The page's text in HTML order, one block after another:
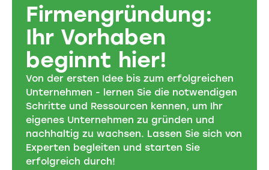
Firmengründung:
Ihr Vorhaben
beginnt hier!
Von der ersten Idee bis zum erfolgreichen
Unternehmen - lernen Sie die notwendigen
Schritte und Ressourcen kennen, um Ihr
eigenes Unternehmen zu gründen und
nachhaltig zu wachsen. Lassen Sie sich von
Experten begleiten und starten Sie
erfolgreich durch!